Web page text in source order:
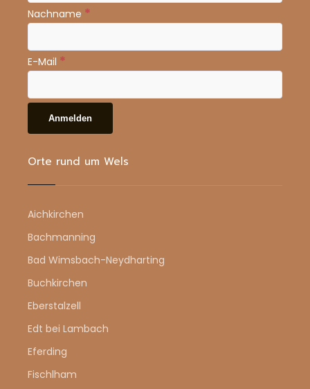
Nachname *
E-Mail *
Orte rund um Wels
Aichkirchen
Bachmanning
Bad Wimsbach-Neydharting
Buchkirchen
Eberstalzell
Edt bei Lambach
Eferding
Fischlham